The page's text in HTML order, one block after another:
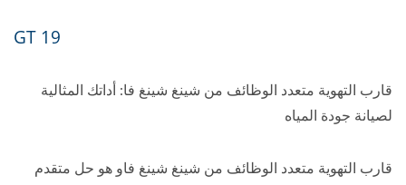
19 GT
قارب التهوية متعدد الوظائف من شينغ شينغ فا: أداتك المثالية
لصيانة جودة المياه
قارب التهوية متعدد الوظائف من شينغ شينغ فاو هو حل متقدم